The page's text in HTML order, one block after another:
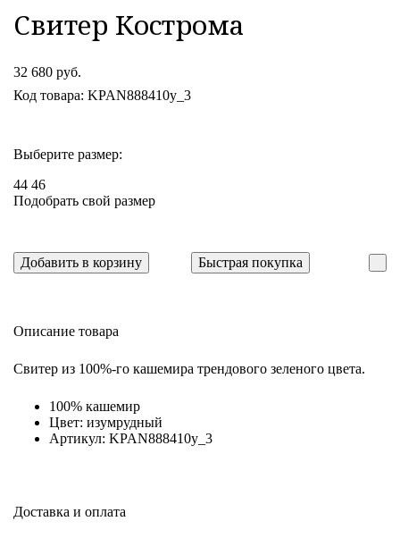
Свитер Кострома
32 680 руб.
Код товара: KPAN888410y_3
Выберите размер:
44 46
Подобрать свой размер
Добавить в корзину Быстрая покупка
Описание товара
Свитер из 100%-го кашемира трендового зеленого цвета.
100% кашемир
Цвет: изумрудный
Артикул: KPAN888410y_3
Доставка и оплата